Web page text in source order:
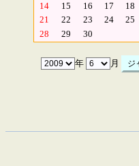
14
15 16 17 18
21
22 23 24 25
28
29 30
年 月